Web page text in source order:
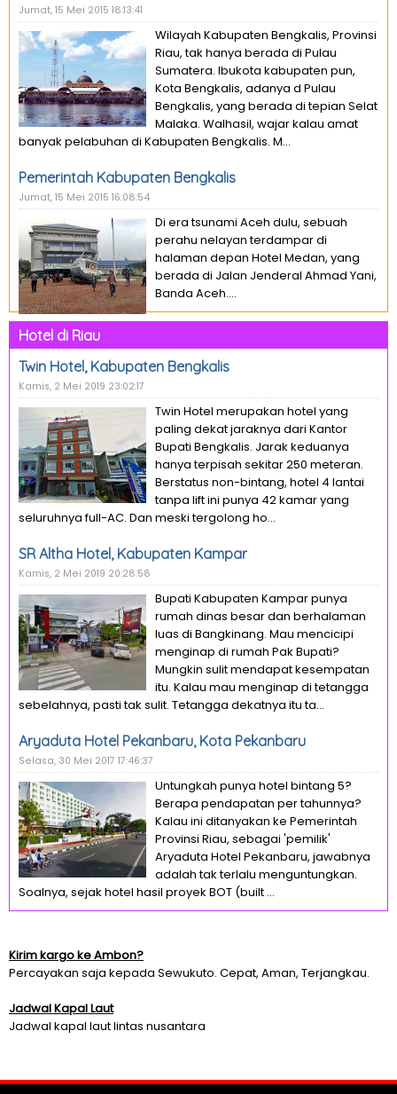
Jumat, 15 Mei 2015 18:13:41
Wilayah Kabupaten Bengkalis, Provinsi
Riau, tak hanya berada di Pulau
Sumatera. Ibukota kabupaten pun,
Kota Bengkalis, adanya d Pulau
Bengkalis, yang berada di tepian Selat
Malaka. Walhasil, wajar kalau amat
banyak pelabuhan di Kabupaten Bengkalis. M...
Pemerintah Kabupaten Bengkalis
Jumat, 15 Mei 2015 16:08:54
Di era tsunami Aceh dulu, sebuah
perahu nelayan terdampar di
halaman depan Hotel Medan, yang
berada di Jalan Jenderal Ahmad Yani,
Banda Aceh....
Hotel di Riau
Twin Hotel, Kabupaten Bengkalis
Kamis, 2 Mei 2019 23:02:17
Twin Hotel merupakan hotel yang
paling dekat jaraknya dari Kantor
Bupati Bengkalis. Jarak keduanya
hanya terpisah sekitar 250 meteran.
Berstatus non-bintang, hotel 4 lantai
tanpa lift ini punya 42 kamar yang
seluruhnya full-AC. Dan meski tergolong ho...
SR Altha Hotel, Kabupaten Kampar
Kamis, 2 Mei 2019 20:28:58
Bupati Kabupaten Kampar punya
rumah dinas besar dan berhalaman
luas di Bangkinang. Mau mencicipi
menginap di rumah Pak Bupati?
Mungkin sulit mendapat kesempatan
itu. Kalau mau menginap di tetangga
sebelahnya, pasti tak sulit. Tetangga dekatnya itu ta...
Aryaduta Hotel Pekanbaru, Kota Pekanbaru
Selasa, 30 Mei 2017 17:46:37
Untungkah punya hotel bintang 5?
Berapa pendapatan per tahunnya?
Kalau ini ditanyakan ke Pemerintah
Provinsi Riau, sebagai 'pemilik'
Aryaduta Hotel Pekanbaru, jawabnya
adalah tak terlalu menguntungkan.
Soalnya, sejak hotel hasil proyek BOT (built ...
Kirim kargo ke Ambon?
Percayakan saja kepada Sewukuto. Cepat, Aman, Terjangkau.
Jadwal Kapal Laut
Jadwal kapal laut lintas nusantara